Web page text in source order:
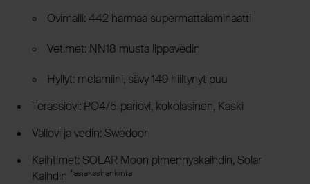
Ovimalli: 442 harmaa supermattalaminaatti
Vetimet: NN18 musta lippavedin
Hyllyt: melamiini, sävy 149 hiiltynyt puu
Terassiovi: PO4/5-pariovi, kokolasinen, Kaski
Väliovi ja vedin: Swedoor
Kaihtimet: SOLAR Moon pimennyskaihdin, Solar
Kaihdin *asiakashankinta